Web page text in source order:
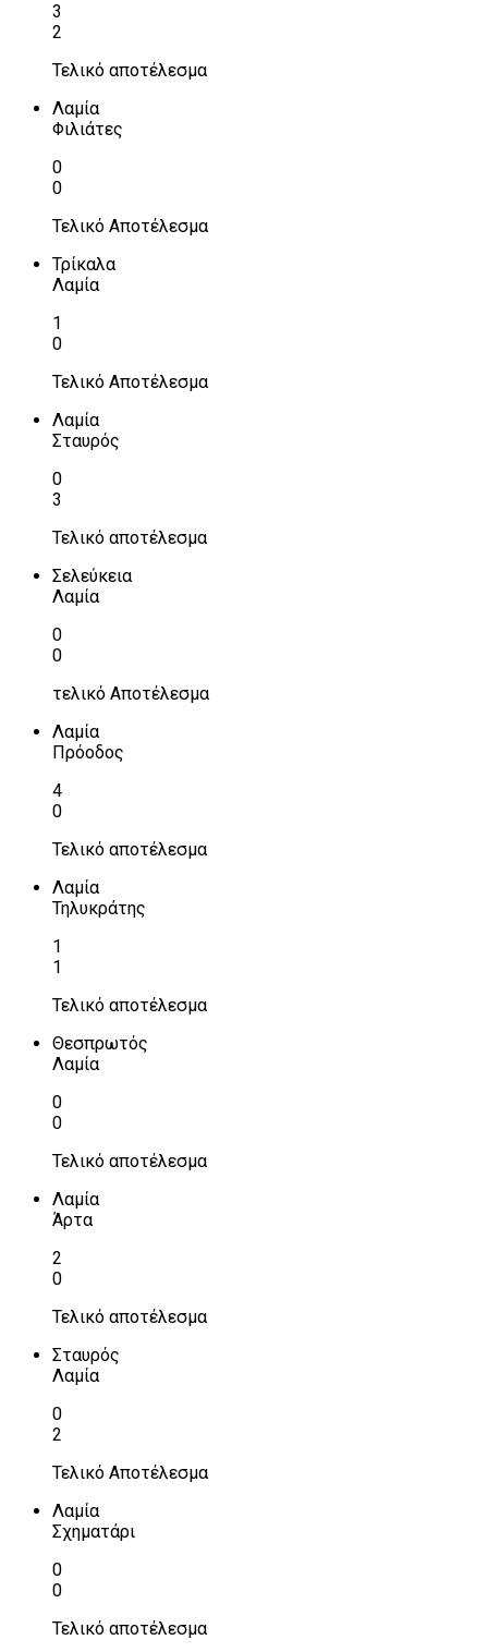
3
2
Τελικό αποτέλεσμα
Λαμία
Φιλιάτες
0
0
Τελικό Αποτέλεσμα
Τρίκαλα
Λαμία
1
0
Τελικό Αποτέλεσμα
Λαμία
Σταυρός
0
3
Τελικό αποτέλεσμα
Σελεύκεια
Λαμία
0
0
τελικό Αποτέλεσμα
Λαμία
Πρόοδος
4
0
Τελικό αποτέλεσμα
Λαμία
Τηλυκράτης
1
1
Τελικό αποτέλεσμα
Θεσπρωτός
Λαμία
0
0
Τελικό αποτέλεσμα
Λαμία
Άρτα
2
0
Τελικό αποτέλεσμα
Σταυρός
Λαμία
0
2
Τελικό Αποτέλεσμα
Λαμία
Σχηματάρι
0
0
Τελικό αποτέλεσμα